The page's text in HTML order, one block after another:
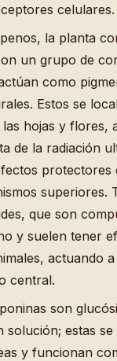
celulares.
la planta
un grupo de
como
Estos se
hojas y flores,
de la radiación
protectores
superiores.
que son
y suelen tener
actuando
central.
son
solución; estas
y funcionan